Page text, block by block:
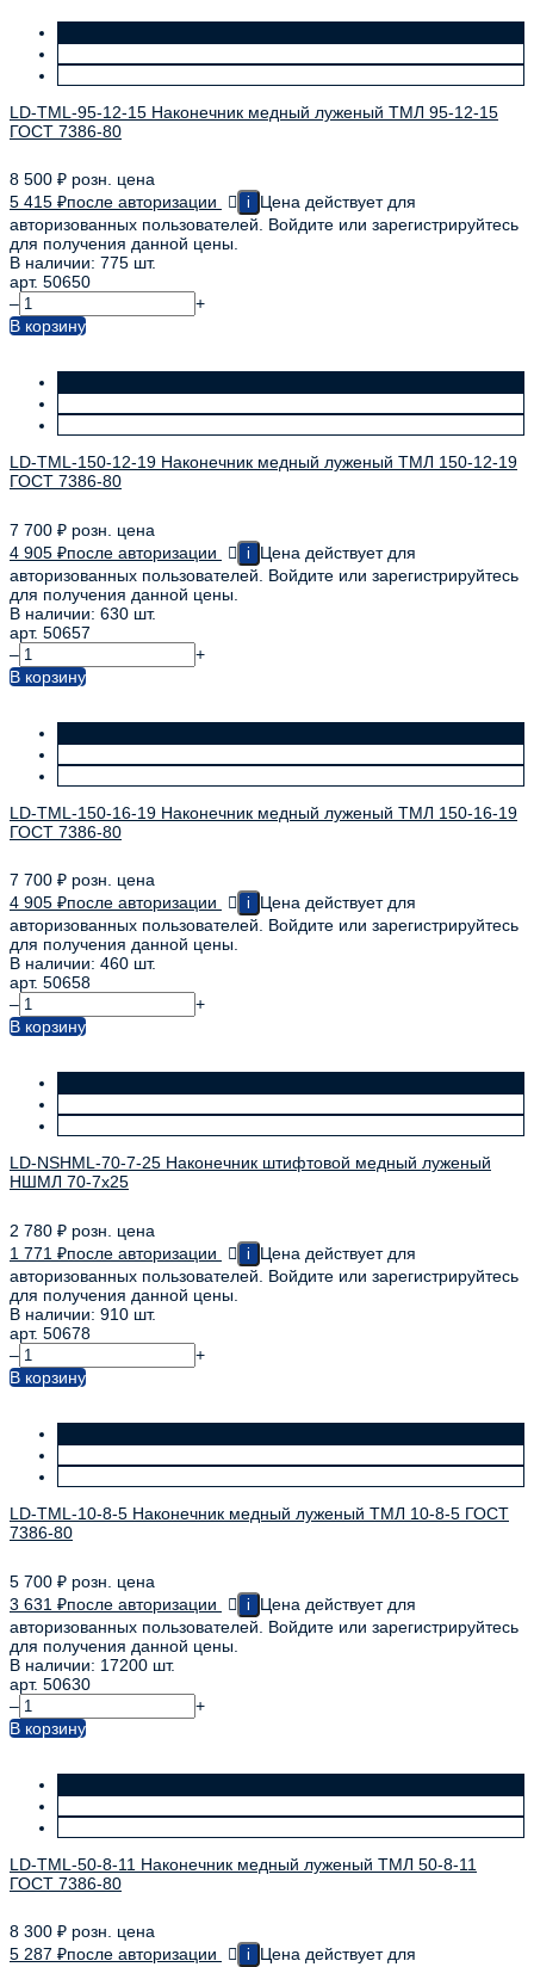
LD-TML-95-12-15 Наконечник медный луженый ТМЛ 95-12-15
ГОСТ 7386-80
8 500 ₽ розн. цена
5 415 ₽после авторизации i
Цена действует для
авторизованных пользователей. Войдите или зарегистрируйтесь
для получения данной цены.
В наличии: 775 шт.
арт. 50650
–
+
В корзину
LD-TML-150-12-19 Наконечник медный луженый ТМЛ 150-12-19
ГОСТ 7386-80
7 700 ₽ розн. цена
4 905 ₽после авторизации i
Цена действует для
авторизованных пользователей. Войдите или зарегистрируйтесь
для получения данной цены.
В наличии: 630 шт.
арт. 50657
–
+
В корзину
LD-TML-150-16-19 Наконечник медный луженый ТМЛ 150-16-19
ГОСТ 7386-80
7 700 ₽ розн. цена
4 905 ₽после авторизации i
Цена действует для
авторизованных пользователей. Войдите или зарегистрируйтесь
для получения данной цены.
В наличии: 460 шт.
арт. 50658
–
+
В корзину
LD-NSHML-70-7-25 Наконечник штифтовой медный луженый
НШМЛ 70-7х25
2 780 ₽ розн. цена
1 771 ₽после авторизации i
Цена действует для
авторизованных пользователей. Войдите или зарегистрируйтесь
для получения данной цены.
В наличии: 910 шт.
арт. 50678
–
+
В корзину
LD-TML-10-8-5 Наконечник медный луженый ТМЛ 10-8-5 ГОСТ
7386-80
5 700 ₽ розн. цена
3 631 ₽после авторизации i
Цена действует для
авторизованных пользователей. Войдите или зарегистрируйтесь
для получения данной цены.
В наличии: 17200 шт.
арт. 50630
–
+
В корзину
LD-TML-50-8-11 Наконечник медный луженый ТМЛ 50-8-11
ГОСТ 7386-80
8 300 ₽ розн. цена
5 287 ₽после авторизации i Цена действует для